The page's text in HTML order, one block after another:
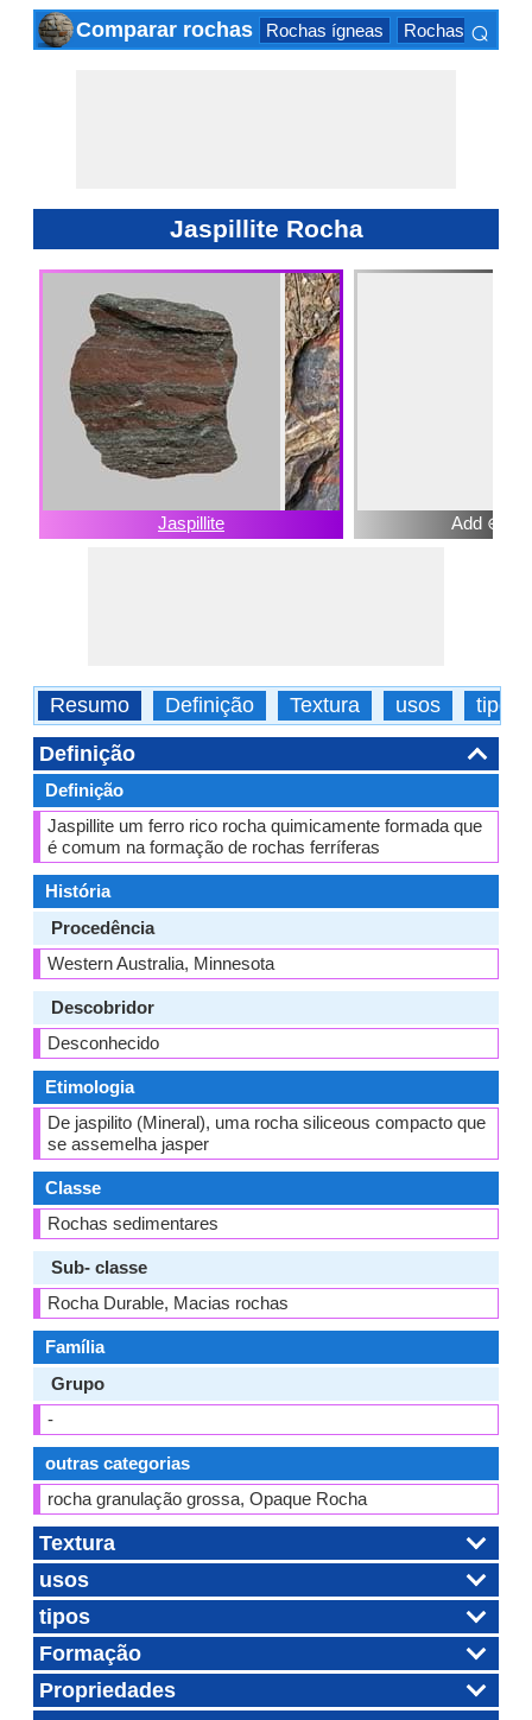
Comparar rochas Rochas ígneas Rochas ⌕
Jaspillite Rocha
Jaspillite Add ⊕
Resumo Definição Textura usos tipos
Definição
Definição
Jaspillite um ferro rico rocha quimicamente formada que
é comum na formação de rochas ferríferas
História
Procedência
Western Australia, Minnesota
Descobridor
Desconhecido
Etimologia
De jaspilito (Mineral), uma rocha siliceous compacto que
se assemelha jasper
Classe
Rochas sedimentares
Sub- classe
Rocha Durable, Macias rochas
Família
Grupo
-
outras categorias
rocha granulação grossa, Opaque Rocha
Textura
usos
tipos
Formação
Propriedades